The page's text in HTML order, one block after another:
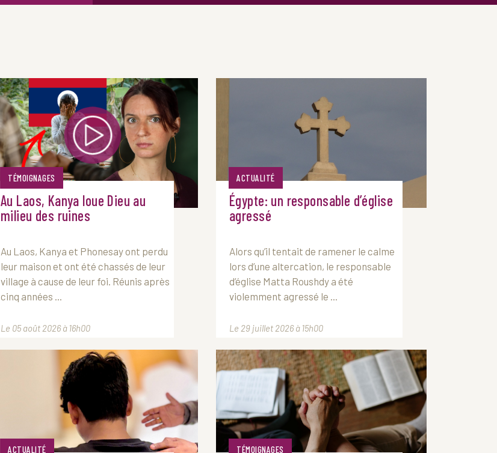
TÉMOIGNAGES
Au Laos, Kanya loue Dieu au
milieu des ruines
Au Laos, Kanya et Phonesay ont perdu
leur maison et ont été chassés de leur
village à cause de leur foi. Réunis après
cinq années ...
Le 05 août 2026 à 16h00
ACTUALITÉ
Égypte: un responsable d’église
agressé
Alors qu’il tentait de ramener le calme
lors d’une altercation, le responsable
d’église Matta Roushdy a été
violemment agressé le ...
Le 29 juillet 2026 à 15h00
ACTUALITÉ TÉMOIGNAGES